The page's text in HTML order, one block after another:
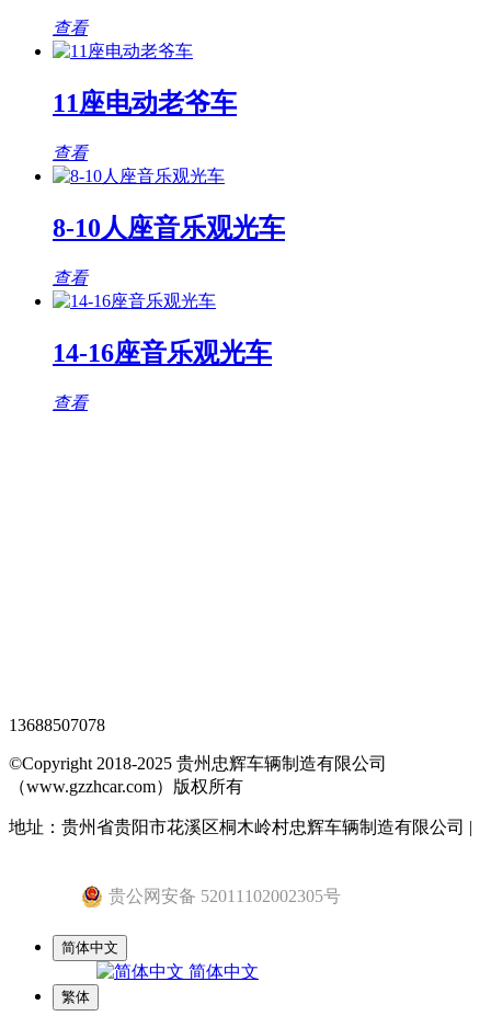
查看
11座电动老爷车
查看
8-10人座音乐观光车
查看
14-16座音乐观光车
查看
13688507078
©Copyright 2018-2025 贵州忠辉车辆制造有限公司
（www.gzzhcar.com）版权所有
地址：贵州省贵阳市花溪区桐木岭村忠辉车辆制造有限公司 |
贵公网安备 52011102002305号
简体中文
简体中文
繁体